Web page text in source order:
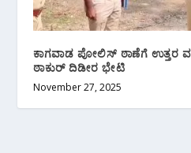
ಕಾಗವಾಡ ಪೋಲಿಸ್ ಠಾಣೆಗೆ
ಠಾಕುರ್ ದಿಡೀರ ಭೇಟಿ
November 27, 2025